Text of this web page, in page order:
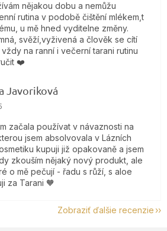
nějakou dobu a nemůžu
rutina v podobě čištění mlékem,t
u mě hned vyditelne změny.
svěží,vyživená a člověk se cítí
na ranní i večerní tarani rutinu
❤️
Javoriková
obchodu je 5 z 5 hviezdičiek.
začala používat v návaznosti na
jsem absolvovala v Lázních
kupuji již opakovaně a jsem
zkouším nějaký nový produkt, ale
o mě pečují - řadu s růží, s aloe
za Tarani 🧡
Zobraziť ďalšie recenzie